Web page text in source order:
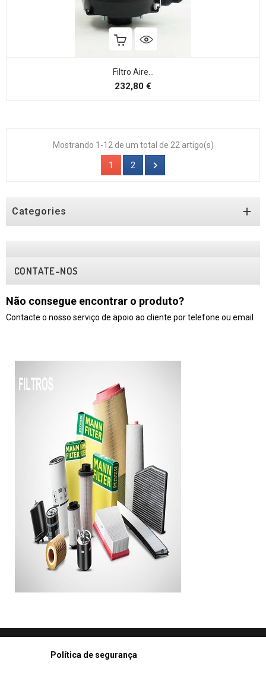
Filtro Aire...
232,80 €
Mostrando 1-12 de um total de 22 artigo(s)
1 2 
Categories 
CONTATE-NOS
Não consegue encontrar o produto?
Contacte o nosso serviço de apoio ao cliente por telefone ou email
Política de segurança